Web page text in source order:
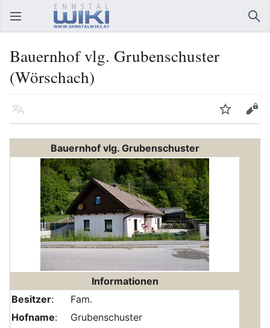
Hauptmenü öffnen
Bauernhof vlg. Grubenschuster
(Wörschach)
Sprache Beobachten Bearbeiten
Bauernhof vlg. Grubenschuster
Informationen
Besitzer:
Fam.
Hofname:
Grubenschuster